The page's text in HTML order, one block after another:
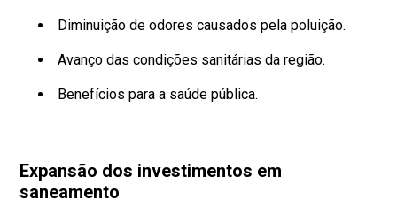
Diminuição de odores causados pela poluição.
Avanço das condições sanitárias da região.
Benefícios para a saúde pública.
Expansão dos investimentos em
saneamento